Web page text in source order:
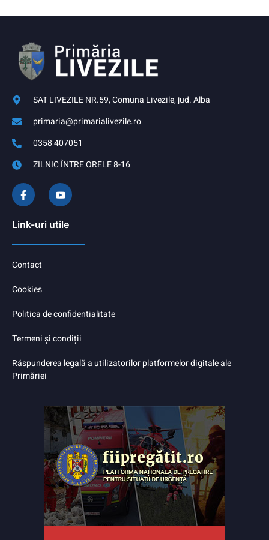
SAT LIVEZILE NR.59, Comuna Livezile, jud. Alba
primaria@primarialivezile.ro
0358 407051
ZILNIC ÎNTRE ORELE 8-16
Link-uri utile
Contact
Cookies
Politica de confidentialitate
Termeni și condiții
Răspunderea legală a utilizatorilor platformelor digitale ale
Primăriei